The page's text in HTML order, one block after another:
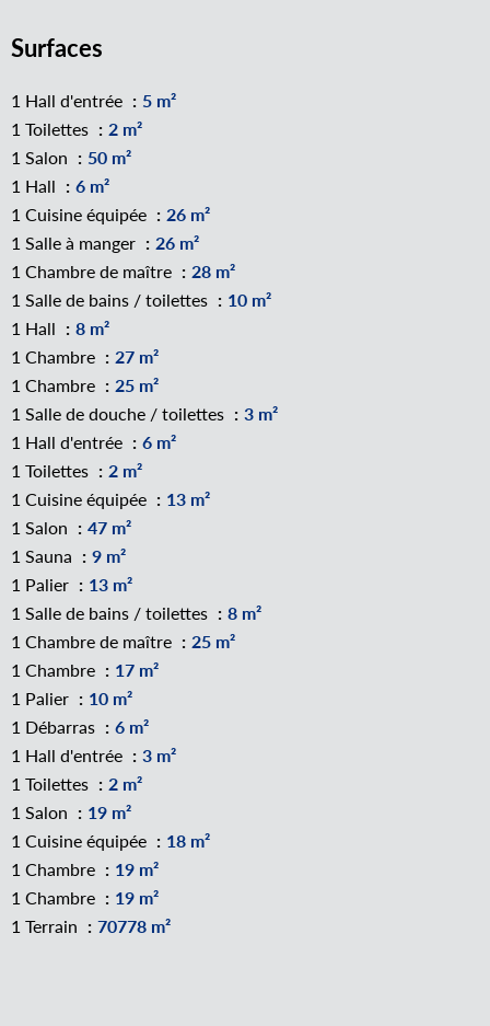
Surfaces
1 Hall d'entrée
5 m²
1 Toilettes
2 m²
1 Salon
50 m²
1 Hall
6 m²
1 Cuisine équipée
26 m²
1 Salle à manger
26 m²
1 Chambre de maître
28 m²
1 Salle de bains / toilettes
10 m²
1 Hall
8 m²
1 Chambre
27 m²
1 Chambre
25 m²
1 Salle de douche / toilettes
3 m²
1 Hall d'entrée
6 m²
1 Toilettes
2 m²
1 Cuisine équipée
13 m²
1 Salon
47 m²
1 Sauna
9 m²
1 Palier
13 m²
1 Salle de bains / toilettes
8 m²
1 Chambre de maître
25 m²
1 Chambre
17 m²
1 Palier
10 m²
1 Débarras
6 m²
1 Hall d'entrée
3 m²
1 Toilettes
2 m²
1 Salon
19 m²
1 Cuisine équipée
18 m²
1 Chambre
19 m²
1 Chambre
19 m²
1 Terrain
70778 m²